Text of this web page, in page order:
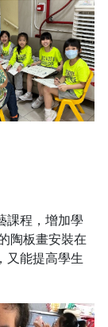
課程，增加學
陶板畫安裝在
又能提高學生